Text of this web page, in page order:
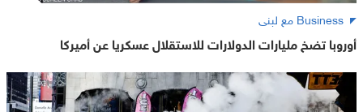
Business مع لبنى
أوروبا تضخ مليارات الدولارات للاستقلال عسكريا عن أميركا